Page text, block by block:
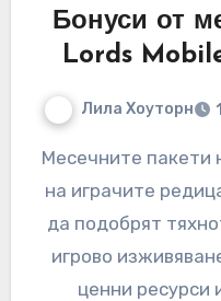
Бонуси от
Lords
Лила Хоуторн
Месечните пакети на Lords Mobile предлагат
на играчите
да подобрят
игрово
ценни ресурси